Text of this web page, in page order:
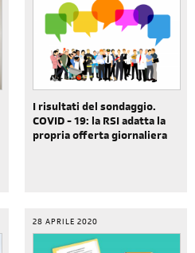
I risultati del sondaggio.
COVID - 19: la RSI adatta la
propria offerta giornaliera
28 APRILE 2020